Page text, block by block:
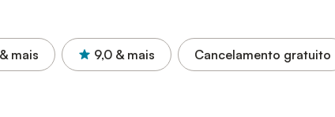
& mais 9,0 & mais Cancelamento gratuito